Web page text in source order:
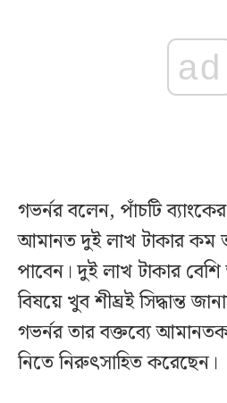
ad
গভর্নর বলেন, পাঁচটি
আমানত দুই লাখ টাকার কম
পাবেন। দুই লাখ টাকার
বিষয়ে খুব শীঘ্রই সিদ্ধান্ত
গভর্নর তার বক্তব্যে
নিতে নিরুৎসাহিত করেছেন।